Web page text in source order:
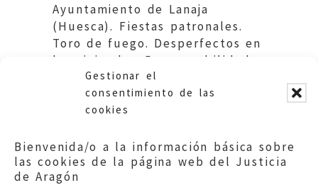
Gestionar el
consentimiento de las
cookies
Bienvenida/o a la información básica sobre
las cookies de la página web del Justicia
de Aragón
Ayuntamiento de Lanaja
(Huesca). Fiestas patronales.
Toro de fuego. Desperfectos en
las viviendas. Responsabilidad
patrimonial.